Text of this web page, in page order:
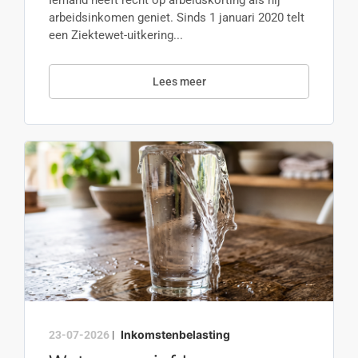
arbeidsinkomen geniet. Sinds 1 januari 2020 telt
een Ziektewet-uitkering...
Lees meer
23-07-2026 | Inkomstenbelasting